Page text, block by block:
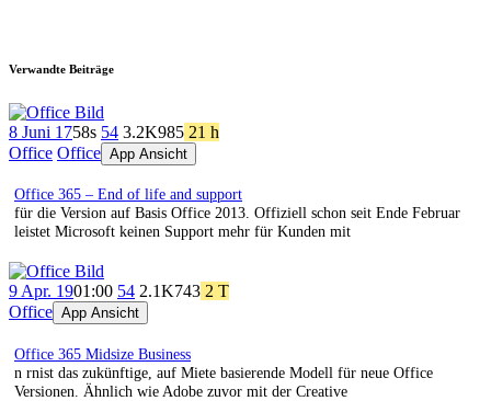
Verwandte Beiträge
8 Juni 1758s 54 3.2K985 21 h
Office Office App Ansicht
Office 365 – End of life and support
für die Version auf Basis Office 2013. Offiziell schon seit Ende Februar
leistet Microsoft keinen Support mehr für Kunden mit
9 Apr. 1901:00 54 2.1K743 2 T
Office App Ansicht
Office 365 Midsize Business
n rnist das zukünftige, auf Miete basierende Modell für neue Office
Versionen. Ähnlich wie Adobe zuvor mit der Creative